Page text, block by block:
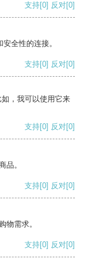
支持[0] 反对[0]
全性的连接。
支持[0] 反对[0]
，我可以使用它来
支持[0] 反对[0]
品。
支持[0] 反对[0]
物需求。
支持[0] 反对[0]